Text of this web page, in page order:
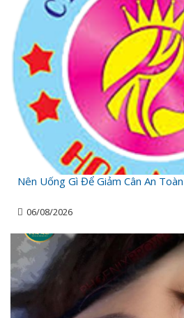
Nên Uống Gì Để Giảm Cân An
06/08/2026